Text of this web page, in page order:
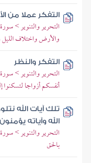
التفكر عملا من
التحرير والتنوير >
والأرض واختلاف الليل
التفكر والنظر
التحرير والتنوير >
أنفسكم أزواجا لتسكنوا
تلك آيات الله
الله وآياته يؤمنون
التحرير والتنوير >
بالحق